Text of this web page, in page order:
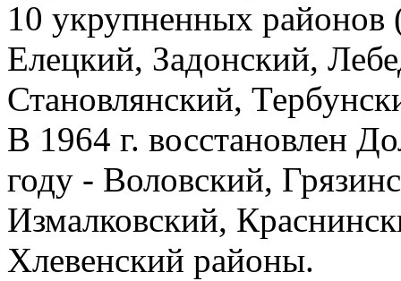
10 укрупненных
Елецкий, Задонский,
Становлянский,
В 1964 г. восстановлен
году - Воловский,
Измалковский,
Хлевенский районы.